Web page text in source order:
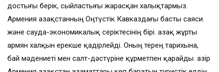
достығы берік, сыйластығы жарасқан халықтармыз.
Армения Қазақстанның Оңтүстік Кавказдағы басты саяси
және сауда-экономикалық серіктесінің бірі. Қазақ жұрты
армян халқын ерекше қадірлейді. Оның терең тарихына,
бай мәдениеті мен салт-дәстүріне құрметпен қарайды. Қазір